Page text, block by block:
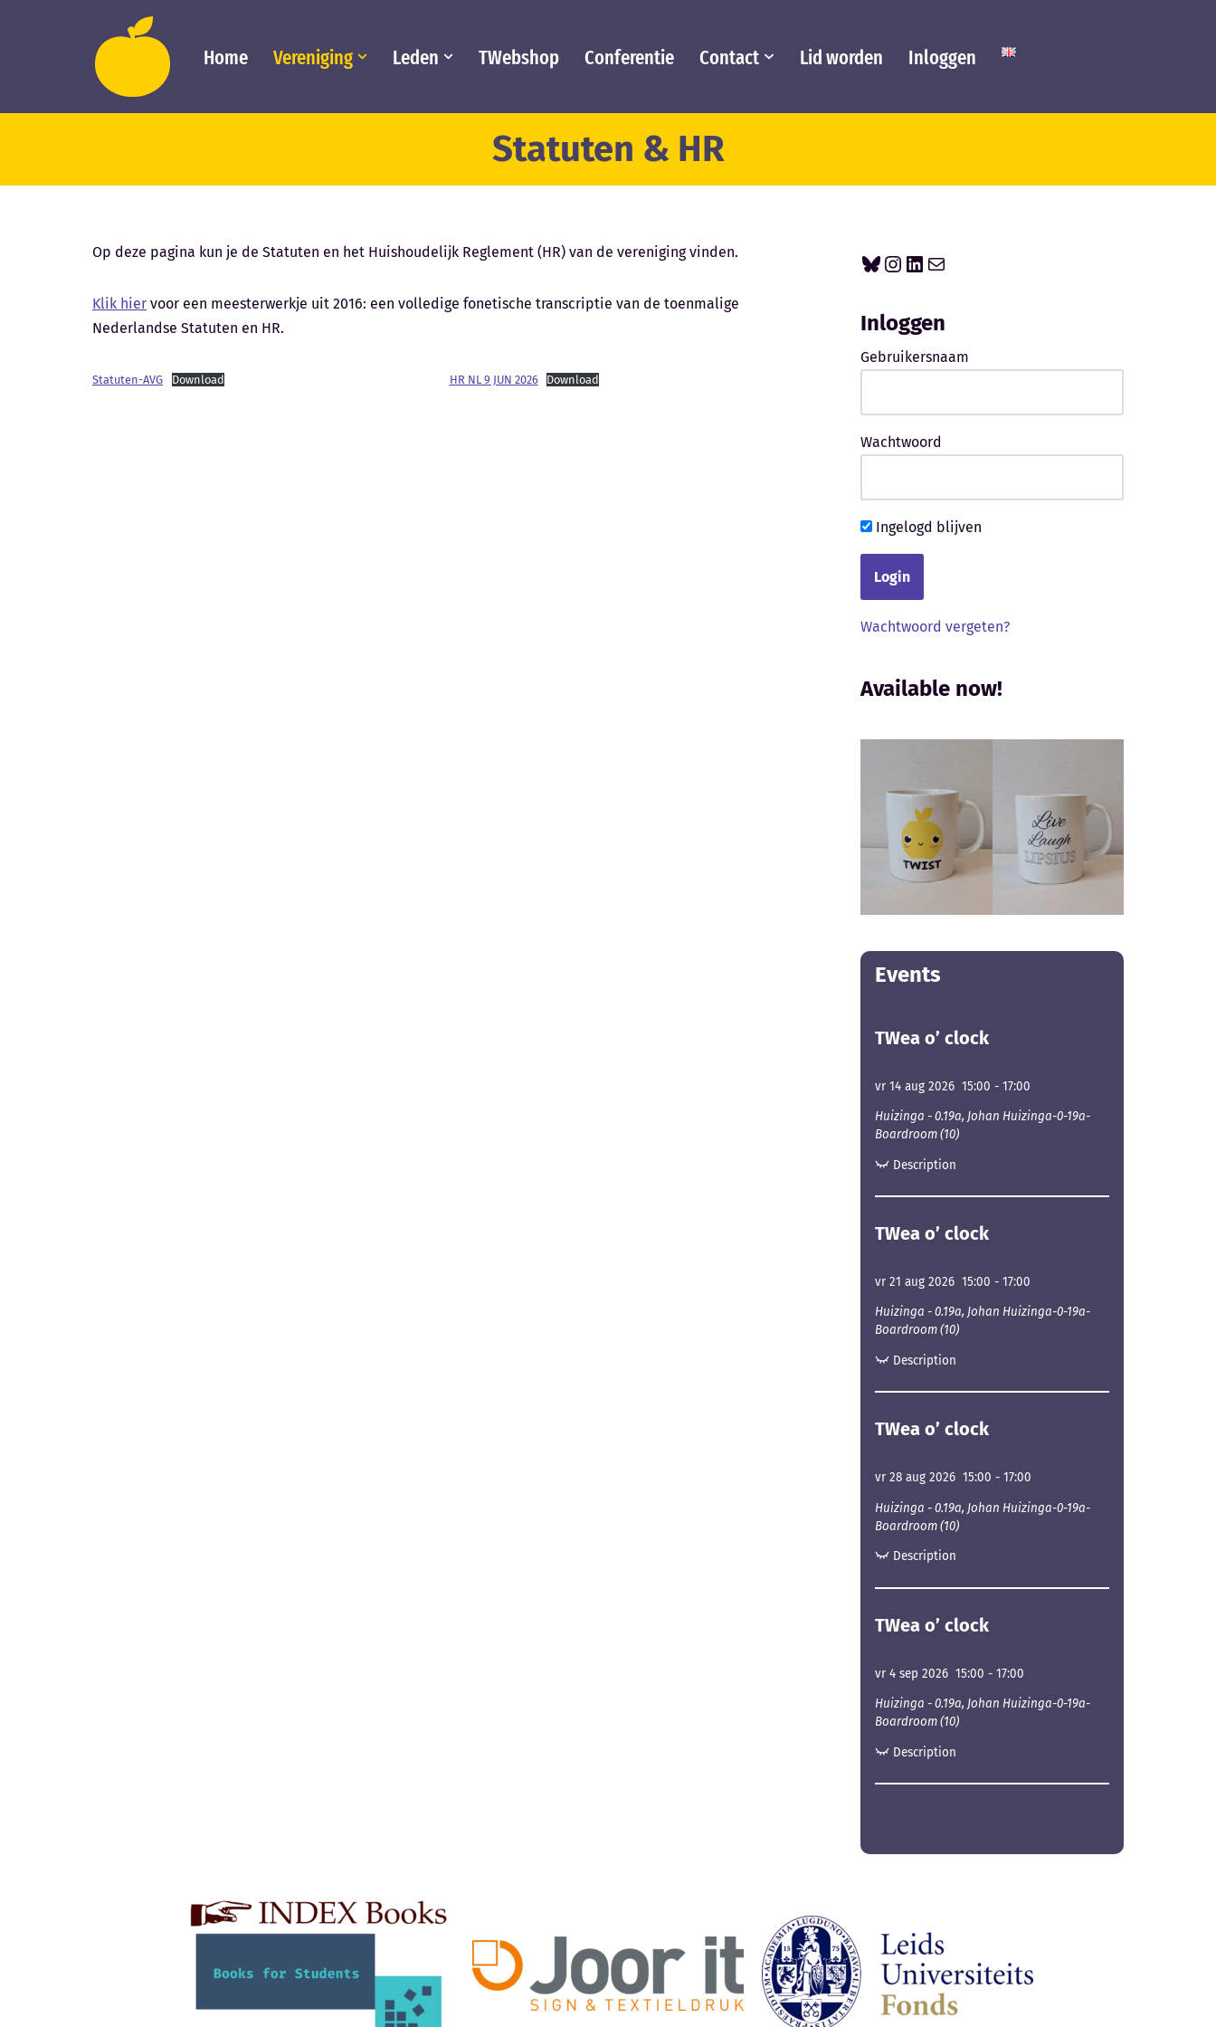
Home Vereniging Leden TWebshop Conferentie Contact Lid worden Inloggen
Statuten & HR
Op deze pagina kun je de Statuten en het Huishoudelijk Reglement (HR) van de vereniging vinden.
Klik hier voor een meesterwerkje uit 2016: een volledige fonetische transcriptie van de toenmalige
Nederlandse Statuten en HR.
Statuten-AVG Download HR NL 9 JUN 2026 Download
Inloggen
Gebruikersnaam
Wachtwoord
Ingelogd blijven
Wachtwoord vergeten?
Available now!
Events
TWea o’ clock
vr 14 aug 2026 15:00 - 17:00
Huizinga - 0.19a, Johan Huizinga-0-19a-
Boardroom (10)
Description
TWea o’ clock
vr 21 aug 2026 15:00 - 17:00
Huizinga - 0.19a, Johan Huizinga-0-19a-
Boardroom (10)
Description
TWea o’ clock
vr 28 aug 2026 15:00 - 17:00
Huizinga - 0.19a, Johan Huizinga-0-19a-
Boardroom (10)
Description
TWea o’ clock
vr 4 sep 2026 15:00 - 17:00
Huizinga - 0.19a, Johan Huizinga-0-19a-
Boardroom (10)
Description